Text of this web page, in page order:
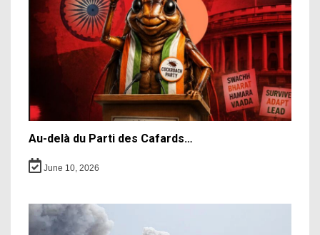
Au-delà du Parti des Cafards…
June 10, 2026